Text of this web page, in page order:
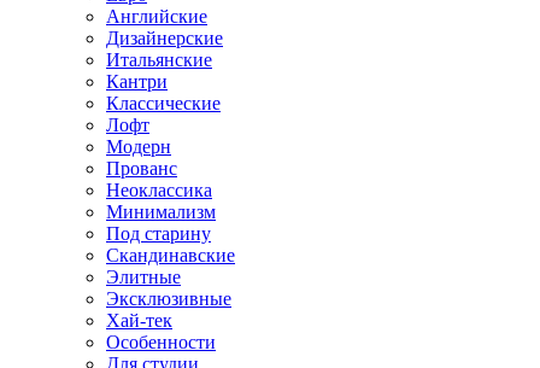
Английские
Дизайнерские
Итальянские
Кантри
Классические
Лофт
Модерн
Прованс
Неоклассика
Минимализм
Под старину
Скандинавские
Элитные
Эксклюзивные
Хай-тек
Особенности
Для студии